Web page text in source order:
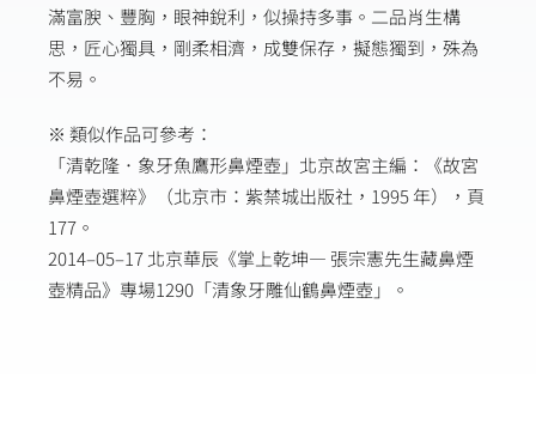
滿富腴、豐胸，眼神銳利，似操持多事。二品肖生構
思，匠心獨具，剛柔相濟，成雙保存，擬態獨到，殊為
不易。
※ 類似作品可參考：
「清乾隆．象牙魚鷹形鼻煙壺」北京故宮主編：《故宮
鼻煙壺選粹》（北京市：紫禁城出版社，1995 年），頁
177。
2014–05–17 北京華辰《掌上乾坤— 張宗憲先生藏鼻煙
壺精品》專場1290「清象牙雕仙鶴鼻煙壺」。